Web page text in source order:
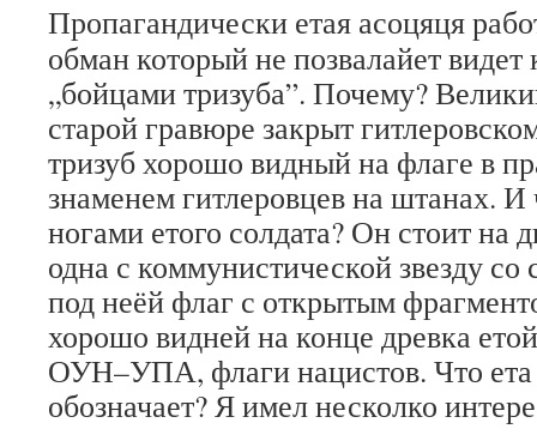
Пропагандически етая асоцяця
обман который не позвалайет видет
„бойцами тризуба”. Почему?
старой гравюре закрыт
тризуб хорошо видный на флаге в
знаменем гитлеровцев на штанах.
ногами етого солдата? Он стоит на
одна с коммунистической звезду
под неёй флаг с открытым
хорошо видней на конце древка
ОУН–УПА, флаги нацистов. Что
обозначает? Я имел несколко